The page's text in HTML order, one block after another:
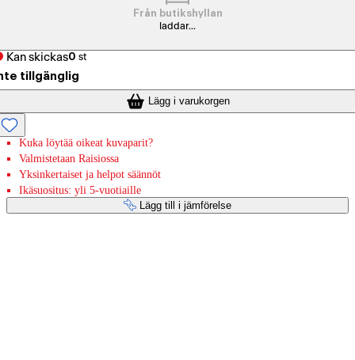
Från butikshyllan
laddar...
Kan skickas0 st
tillgänglig
Lägg i varukorgen
Kuka löytää oikeat kuvaparit?
Valmistetaan Raisiossa
Yksinkertaiset ja helpot säännöt
Ikäsuositus: yli 5-vuotiaille
Lägg till i jämförelse